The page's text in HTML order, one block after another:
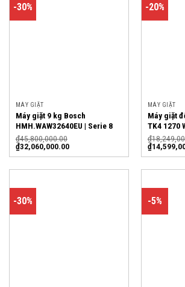
-30%
MÁY GIẶT
Máy giặt 9 kg Bosch
HMH.WAW32640EU | Serie 8
₫45,800,000.00
₫32,060,000.00
-20%
MÁY GIẶT
Máy giặt
TK4 1270
₫
₫
-30% -5%